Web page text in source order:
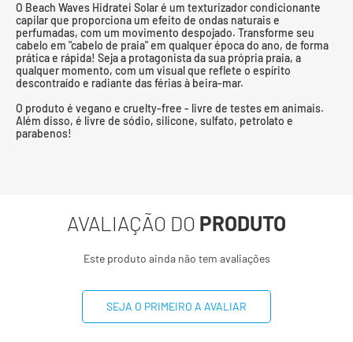
O Beach Waves Hidratei Solar é um texturizador condicionante
capilar que proporciona um efeito de ondas naturais e
perfumadas, com um movimento despojado. Transforme seu
cabelo em "cabelo de praia" em qualquer época do ano, de forma
prática e rápida! Seja a protagonista da sua própria praia, a
qualquer momento, com um visual que reflete o espírito
descontraído e radiante das férias à beira-mar.
O produto é vegano e cruelty-free - livre de testes em animais.
Além disso, é livre de sódio, silicone, sulfato, petrolato e
parabenos!
AVALIAÇÃO DO PRODUTO
Este produto ainda não tem avaliações
SEJA O PRIMEIRO A AVALIAR